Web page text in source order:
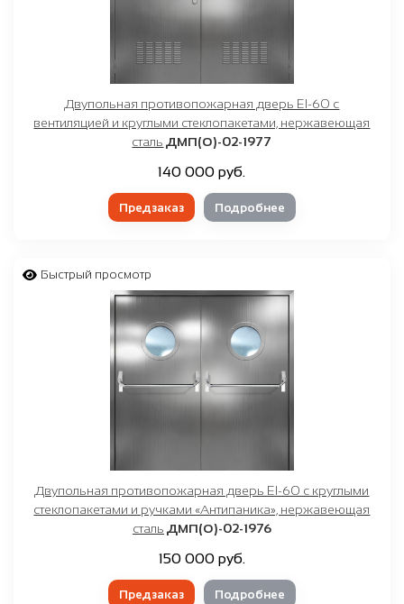
Двупольная противопожарная дверь EI-60 с
вентиляцией и круглыми стеклопакетами, нержавеющая
сталь ДМП(О)-02-1977
140 000 руб.
Предзаказ Подробнее
Быстрый просмотр
Двупольная противопожарная дверь EI-60 с круглыми
стеклопакетами и ручками «Антипаника», нержавеющая
сталь ДМП(О)-02-1976
150 000 руб.
Предзаказ Подробнее